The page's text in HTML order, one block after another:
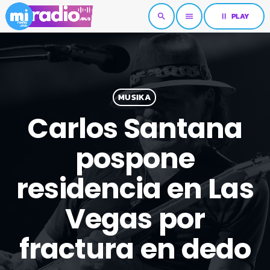
search menu pause PLAY
MUSIKA
Carlos Santana
pospone
residencia en Las
Vegas por
fractura en dedo